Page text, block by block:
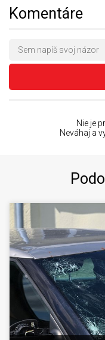
Komentáre
Nie je
Neváhaj a